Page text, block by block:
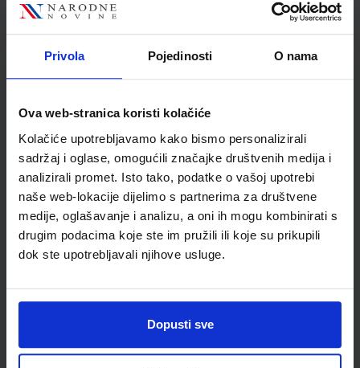
Privola Pojedinosti O nama
Ova web-stranica koristi kolačiće
Kolačiće upotrebljavamo kako bismo personalizirali
sadržaj i oglase, omogućili značajke društvenih medija i
analizirali promet. Isto tako, podatke o vašoj upotrebi
naše web-lokacije dijelimo s partnerima za društvene
medije, oglašavanje i analizu, a oni ih mogu kombinirati s
drugim podacima koje ste im pružili ili koje su prikupili
dok ste upotrebljavali njihove usluge.
Dopusti sve
Mapa poslovna A4 Wedo
Accento 6001
58,20 €